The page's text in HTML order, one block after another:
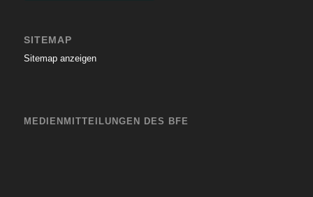
SITEMAP
Sitemap anzeigen
MEDIENMITTEILUNGEN DES BFE